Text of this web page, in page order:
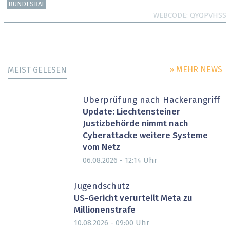
BUNDESRAT
WEBCODE QYQPVHSS
MEIST GELESEN » MEHR NEWS
Überprüfung nach Hackerangriff
Update: Liechtensteiner
Justizbehörde nimmt nach
Cyberattacke weitere Systeme
vom Netz
06.08.2026 - 12:14 Uhr
Jugendschutz
US-Gericht verurteilt Meta zu
Millionenstrafe
10.08.2026 - 09:00 Uhr